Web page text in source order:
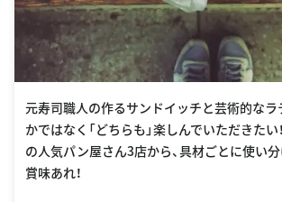
元寿司職人の作るサンドイッチと芸術的なラ
かではなく「どちらも」楽しんでいただきた
の人気パン屋さん3店から、具材ごとに使い
賞味あれ！